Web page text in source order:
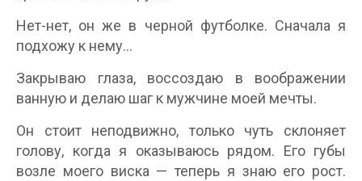
Нет-нет, он же в черной футболке. Сначала я
подхожу к нему…
Закрываю глаза, воссоздаю в воображении
ванную и делаю шаг к мужчине моей мечты.
Он стоит неподвижно, только чуть склоняет
голову, когда я оказываюсь рядом. Его губы
возле моего виска — теперь я знаю его рост.